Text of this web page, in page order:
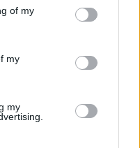
of my
my
my
και στο Instagram